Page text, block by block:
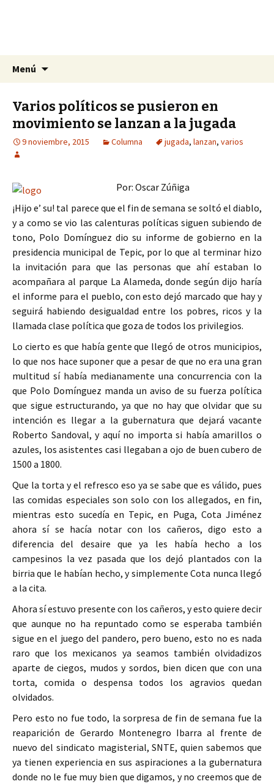
La Yunta de Tepic
La nueva opción en información
Menú
Varios políticos se pusieron en
movimiento se lanzan a la jugada
9 noviembre, 2015 Columna jugada, lanzan, varios
Por: Oscar Zúñiga
¡Hijo e’ su! tal parece que el fin de semana se soltó el diablo,
y a como se vio las calenturas políticas siguen subiendo de
tono, Polo Domínguez dio su informe de gobierno en la
presidencia municipal de Tepic, por lo que al terminar hizo
la invitación para que las personas que ahí estaban lo
acompañara al parque La Alameda, donde según dijo haría
el informe para el pueblo, con esto dejó marcado que hay y
seguirá habiendo desigualdad entre los pobres, ricos y la
llamada clase política que goza de todos los privilegios.
Lo cierto es que había gente que llegó de otros municipios,
lo que nos hace suponer que a pesar de que no era una gran
multitud sí había medianamente una concurrencia con la
que Polo Domínguez manda un aviso de su fuerza política
que sigue estructurando, ya que no hay que olvidar que su
intención es llegar a la gubernatura que dejará vacante
Roberto Sandoval, y aquí no importa si había amarillos o
azules, los asistentes casi llegaban a ojo de buen cubero de
1500 a 1800.
Que la torta y el refresco eso ya se sabe que es válido, pues
las comidas especiales son solo con los allegados, en fin,
mientras esto sucedía en Tepic, en Puga, Cota Jiménez
ahora sí se hacía notar con los cañeros, digo esto a
diferencia del desaire que ya les había hecho a los
campesinos la vez pasada que los dejó plantados con la
birria que le habían hecho, y simplemente Cota nunca llegó
a la cita.
Ahora sí estuvo presente con los cañeros, y esto quiere decir
que aunque no ha repuntado como se esperaba también
sigue en el juego del pandero, pero bueno, esto no es nada
raro que los mexicanos ya seamos también olvidadizos
aparte de ciegos, mudos y sordos, bien dicen que con una
torta, comida o despensa todos los agravios quedan
olvidados.
Pero esto no fue todo, la sorpresa de fin de semana fue la
reaparición de Gerardo Montenegro Ibarra al frente de
nuevo del sindicato magisterial, SNTE, quien sabemos que
ya tienen experiencia en sus aspiraciones a la gubernatura
donde no le fue muy bien que digamos, y no creemos que de